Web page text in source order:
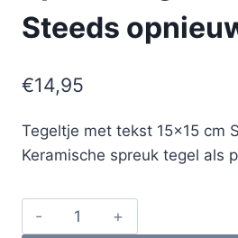
Steeds
€14,95
Tegeltje met tekst 15×15 cm
Keramische spreuk tegel als